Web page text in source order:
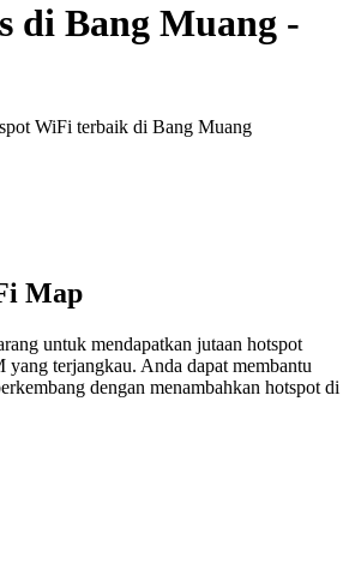
di Bang Muang -
WiFi terbaik di Bang Muang
Map
untuk mendapatkan jutaan hotspot
yang terjangkau. Anda dapat membantu
dengan menambahkan hotspot di